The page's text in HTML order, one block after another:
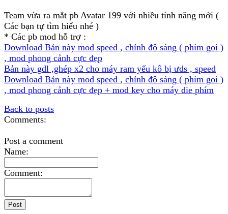
Team vừa ra mắt pb Avatar 199 với nhiều tính năng mới (
Các bạn tự tìm hiểu nhé )
* Các pb mod hỗ trợ :
Download Bản này mod speed , chỉnh độ sáng ( phím gọi )
, mod phong cảnh cực đẹp
Bản này gdl ,ghép x2 cho máy ram yếu kô bị ưds , speed
Download Bản này mod speed , chỉnh độ sáng ( phím gọi )
, mod phong cảnh cực đẹp + mod key cho máy die phím
Back to posts
Comments:
Post a comment
Name:
Comment: